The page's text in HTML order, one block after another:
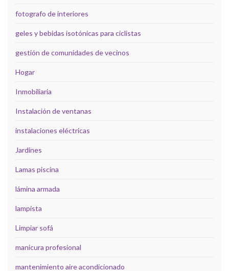
fotografo de interiores
geles y bebidas isotónicas para ciclistas
gestión de comunidades de vecinos
Hogar
Inmobiliaria
Instalación de ventanas
instalaciones eléctricas
Jardines
Lamas piscina
lámina armada
lampista
Limpiar sofá
manicura profesional
mantenimiento aire acondicionado